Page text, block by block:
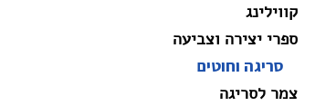
קווילינג
ספרי יצירה וצביעה
סריגה וחוטים
צמר לסריגה